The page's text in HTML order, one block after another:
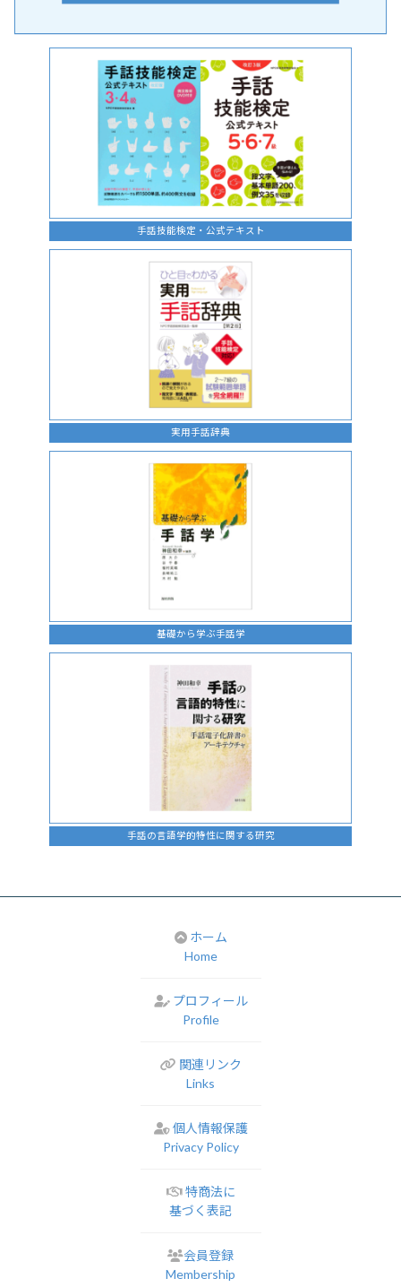
手話技能検定・公式テキスト
実用手話辞典
基礎から学ぶ手話学
手話の言語学的特性に関する研究
ホーム
Home
プロフィール
Profile
関連リンク
Links
個人情報保護
Privacy Policy
特商法に
基づく表記
会員登録
Membership